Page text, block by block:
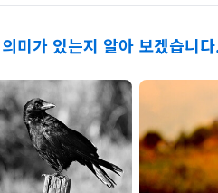
미가 있는지 알아 보겠습니